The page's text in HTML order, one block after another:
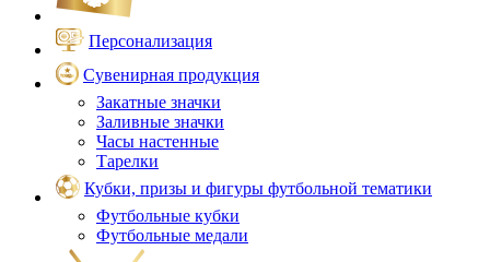
Персонализация
Сувенирная продукция
Закатные значки
Заливные значки
Часы настенные
Тарелки
Кубки, призы и фигуры футбольной тематики
Футбольные кубки
Футбольные медали